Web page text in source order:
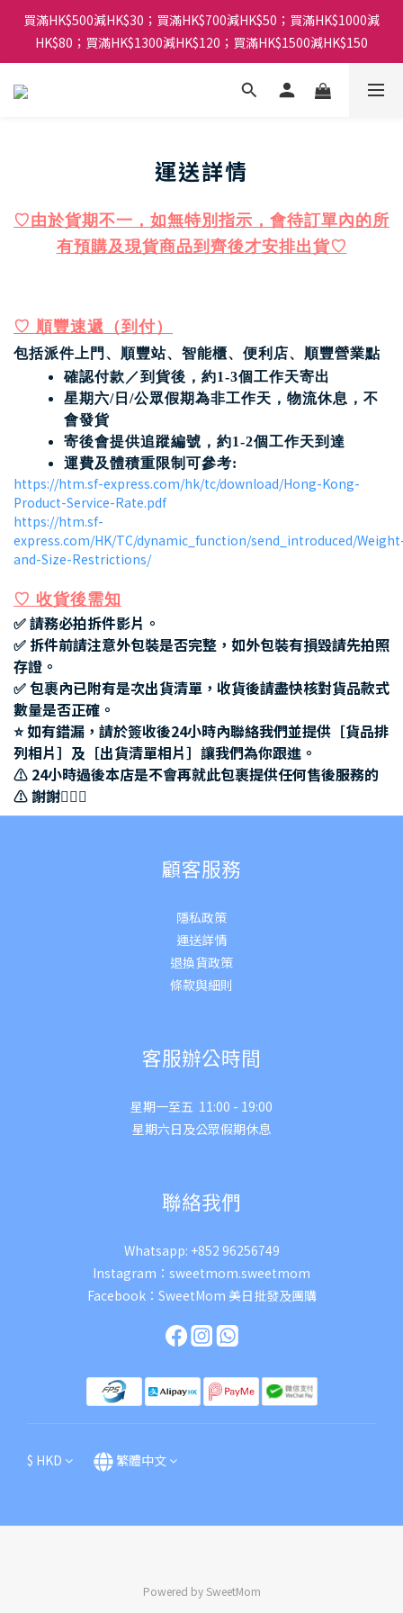
買滿HK$500減HK$30；買滿HK$700減HK$50；買滿HK$1000減
HK$80；買滿HK$1300減HK$120；買滿HK$1500減HK$150
運送詳情
♡由於貨期不一，如無特別指示，會待訂單內的所
有預購及現貨商品到齊後才安排出貨♡
♡ 順豐速遞（到付）
包括派件上門、 順豐站、智能櫃、便利店、順豐營業點
確認付款／到貨後，約1-3個工作天寄出
星期六/日/公眾假期為非工作天，物流休息，不
會發貨
寄後會提供追蹤編號，約1-2個工作天到達
運費及體積重限制可參考:
https://htm.sf-express.com/hk/tc/download/Hong-Kong-
Product-Service-Rate.pdf
https://htm.sf-
express.com/HK/TC/dynamic_function/send_introduced/
and-Size-Restrictions/
♡ 收貨後需知
✅ 請務必拍拆件影片。
✅ 拆件前請注意外包裝是否完整，如外包裝有損毀請先拍照
存證。
✅ 包裹內已附有是次出貨清單，收貨後請盡快核對貨品款式
數量是否正確。
⭐ 如有錯漏，請於簽收後24小時內聯絡我們並提供［貨品排
列相片］及［出貨清單相片］讓我們為你跟進。
⚠️ 24小時過後本店是不會再就此包裹提供任何售後服務的
⚠️ 謝謝🙇🏻‍♀️
顧客服務
隱私政策
運送詳情
退換貨政策
條款與細則
客服辦公時間
星期一至五 11:00 - 19:00
星期六日及公眾假期休息
聯絡我們
Whatsapp: +852 96256749
Instagram： sweetmom.sweetmom
Facebook： SweetMom 美日批發及團購
$ HKD 繁體中文
Powered by SweetMom